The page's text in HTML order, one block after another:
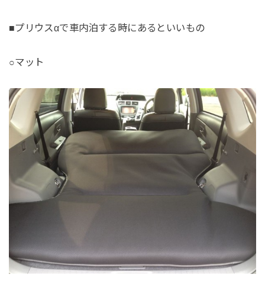
■プリウスαで車内泊する時にあるといいもの
○マット